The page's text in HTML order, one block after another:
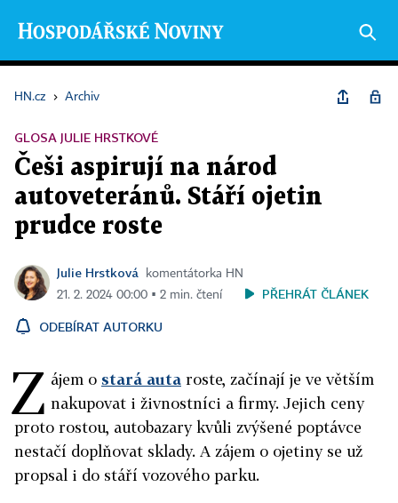
HN.cz › Archiv
GLOSA JULIE HRSTKOVÉ
Češi aspirují na národ
autoveteránů. Stáří ojetin
prudce roste
Julie Hrstková
komentátorka HN
21. 2. 2024 00:00 ▪ 2 min. čtení
PŘEHRÁT ČLÁNEK
ODEBÍRAT AUTORKU
Z ájem o stará auta roste, začínají je ve větším
nakupovat i živnostníci a firmy. Jejich ceny
proto rostou, autobazary kvůli zvýšené poptávce
nestačí doplňovat sklady. A zájem o ojetiny se už
propsal i do stáří vozového parku.